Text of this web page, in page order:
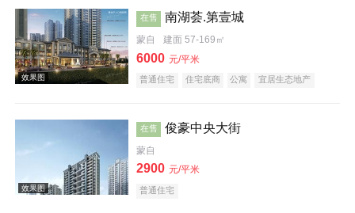
效果图
在售 南湖荟.第壹城
蒙自 建面 57-169㎡
6000 元/平米
普通住宅 住宅底商 公寓 宜居生态地产
在售 俊豪中央大街
蒙自
2900 元/平米
普通住宅